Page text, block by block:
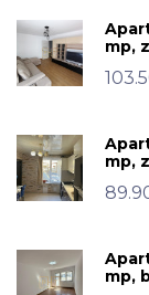
mp,
mp,
mp,